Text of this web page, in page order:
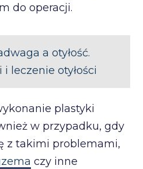
do operacji.
a otyłość.
leczenie otyłości
plastyki
w przypadku, gdy
z takimi problemami,
czy inne